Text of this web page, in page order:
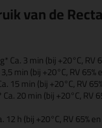
van de
Ca. 3 min (bij +20°C, RV
min (bij +20°C, RV
15 min (bij +20°C, RV
20 min (bij +20°C, RV
12 h (bij +20°C, RV 65%